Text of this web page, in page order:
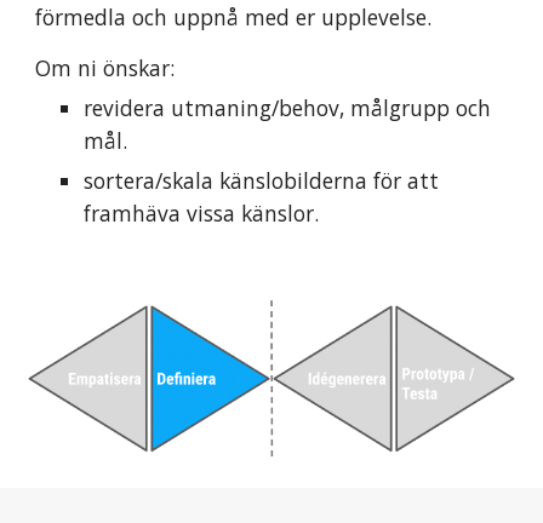
förmedla och uppnå meder upplevelse.
Om ni önskar:
revidera utmaning/behov, målgrupp och
mål.
sortera/skala känslobilderna för att
framhäva vissa känslor.